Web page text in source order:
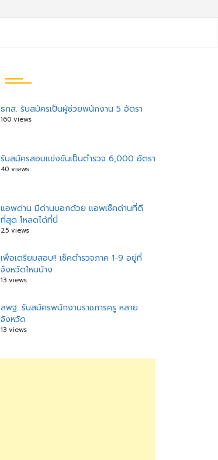
ธกส. รับสมัครเป็นผู้ช่วยพนักงาน 5 อัตรา
160 views
รับสมัครสอบแข่งขันเป็นตำรวจ 6,000 อัตรา
40 views
แอพด่าน มีด่านบอกด้วย แอพเช็คด่านที่ดี
ที่สุด โหลดได้ที่นี่
25 views
เพื่อเตรียมสอบ!! เช็คตำรวจภาค 1-9 อยู่ที่
จังหวัดไหนบ้าง
13 views
สพฐ. รับสมัครพนักงานราชการครู หลาย
จังหวัด
13 views